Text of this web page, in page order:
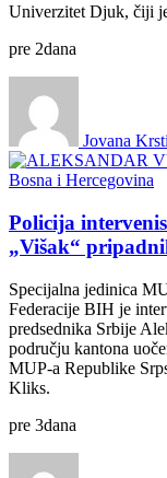
Univerzitet Djuk, čiji
pre 2dana
Jovana
Bosna i Hercegovina
Policija
„Višak“
Specijalna jedinica
Federacije BIH je
predsednika Srbije
području kantona
MUP-a Republike
Kliks.
pre 3dana